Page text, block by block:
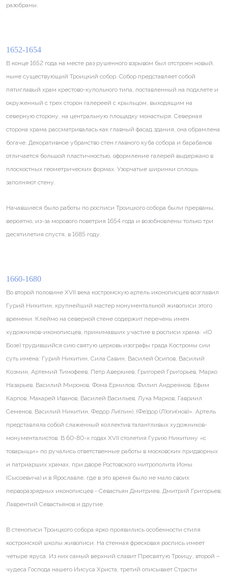
разобраны.
1652-1654
В конце 1652 года на месте раз рушенного взрывом был отстроен новый,
ныне существующий Троицкий собор. Собор представляет собой
пятиглавый храм крестово-купольного типа, поставленный на подклете и
окруженный с трех сторон галереей с крыльцом, выходящим на
северную сторону, на центральную площадку монастыря. Северная
сторона храма рассматривалась как главный фасад здания, она обрамлена
богаче. Декоративное убранство стен главного куба собора и барабанов
отличается большой пластичностью, оформление галерей выдержано в
плоскостных геометрических формах. Узорчатые ширинки сплошь
заполняют стену.
Начавшиеся было работы по росписи Троицкого собора были прерваны,
вероятно, из-за морового поветрия 1654 года и возобновлены только три
десятилетия спустя, в 1685 году.
1660-1680
Во второй половине XVII века костромскую артель иконописцев возглавил
Гурий Никитин, крупнейший мастер монументальной живописи этого
времени. Клеймо на северной стене содержит перечень имен
художников-иконописцев, принимавших участие в росписи храма: «(О
Бозе) трудившийся сию святую церковь изографы града Костромы сии
суть имена: Гурий Никитин, Сила Савин, Василей Осипов, Василий
Козмин, Артемий Тимофеев, Петр Аверкиев, Григорей Григорьев, Марко
Назарьев, Василий Миронов, Фома Ермилов, Филип Андреянов, Ефим
Карпов, Макарей Иванов, Василей Васильев, Лука Марков, Гавриил
Семенов, Василий Никитин, Федор Ли(пин), (Фе)дор (Л)оги(нов)». Артель
представляла собой слаженный коллектив талантливых художников-
монументалистов. В 60-80-х годах XVII столетия Гурию Никитину «с
товарыщи» по ручались ответственные работы в московских придворных
и патриарших храмах, при дворе Ростовского митрополита Ионы
(Сысоевича) и в Ярославле, где в это время было не мало своих
перворазрядных иконописцев - Севастьян Дмитриев, Дмитрий Григорьев,
Лаврентий Севастьянов и другие.
В стенописи Троицкого собора ярко проявились особенности стиля
костромской школы живописи. На стенная фресковая роспись имеет
четыре яруса. Из них самый верхний славит Пресвятую Троицу, второй –
чудеса Господа нашего Иисуса Христа, третий описывает Страсти